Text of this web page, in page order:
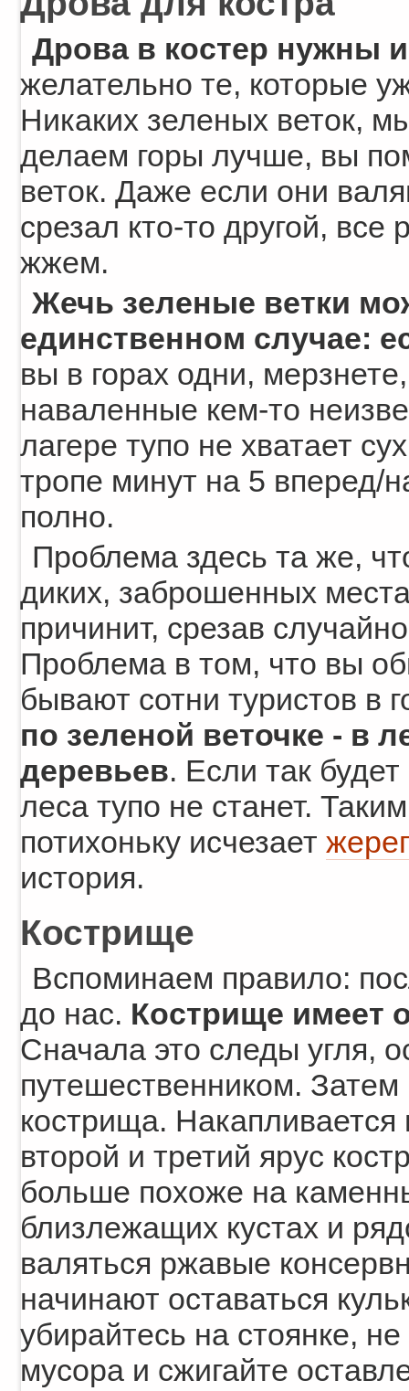
Дрова в костер нужны
желательно те, которые
Никаких зеленых веток,
делаем горы лучше, вы
веток. Даже если они
срезал кто-то другой,
жжем.
Жечь зеленые ветки
единственном случае:
вы в горах одни,
наваленные кем-то
лагере тупо не хватает
тропе минут на 5 вперед/
полно.
Проблема здесь та же,
диких, заброшенных
причинит, срезав
Проблема в том, что вы
бывают сотни туристов в
по зеленой веточке - в
деревьев. Если так
леса тупо не станет.
потихоньку исчезает
история.
Кострище
Вспоминаем правило:
до нас. Кострище имеет
Сначала это следы угля,
путешественником. Затем
кострища.
второй и третий ярус
больше похоже на
близлежащих кустах и
валяться ржавые
начинают оставаться
убирайтесь на стоянке,
мусора и сжигайте